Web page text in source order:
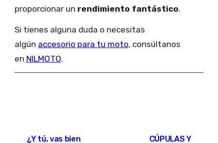
proporcionar un rendimiento fantástico.
Si tienes alguna duda o necesitas
algún accesorio para tu moto, consúltanos
en NILMOTO.
¿Y tú, vas bien
CÚPULAS Y